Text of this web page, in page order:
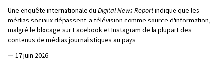
Une enquête internationale du Digital News Reportindique que les
médias sociaux dépassent la télévision comme source d'information,
malgré le blocage sur Facebook et Instagram de la plupart des
contenus de médias journalistiques au pays
— 17 juin 2026